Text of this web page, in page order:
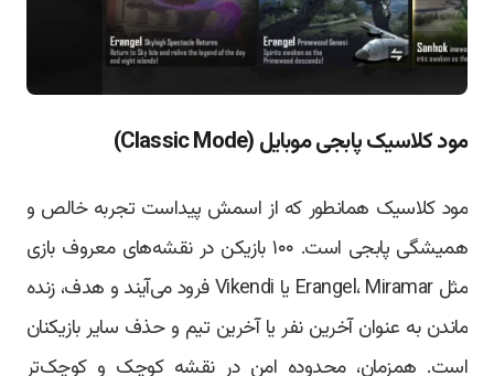
مود کلاسیک پابجی موبایل (Classic Mode)
مود کلاسیک همانطور که از اسمش پیداست تجربه خالص و
همیشگی پابجی است. ۱۰۰ بازیکن در نقشه‌های معروف بازی
مثل Erangel، Miramar یا Vikendi فرود می‌آیند و هدف، زنده
ماندن به عنوان آخرین نفر یا آخرین تیم و حذف سایر بازیکنان
است. همزمان، محدوده امن در نقشه کوچک و کوچک‌تر